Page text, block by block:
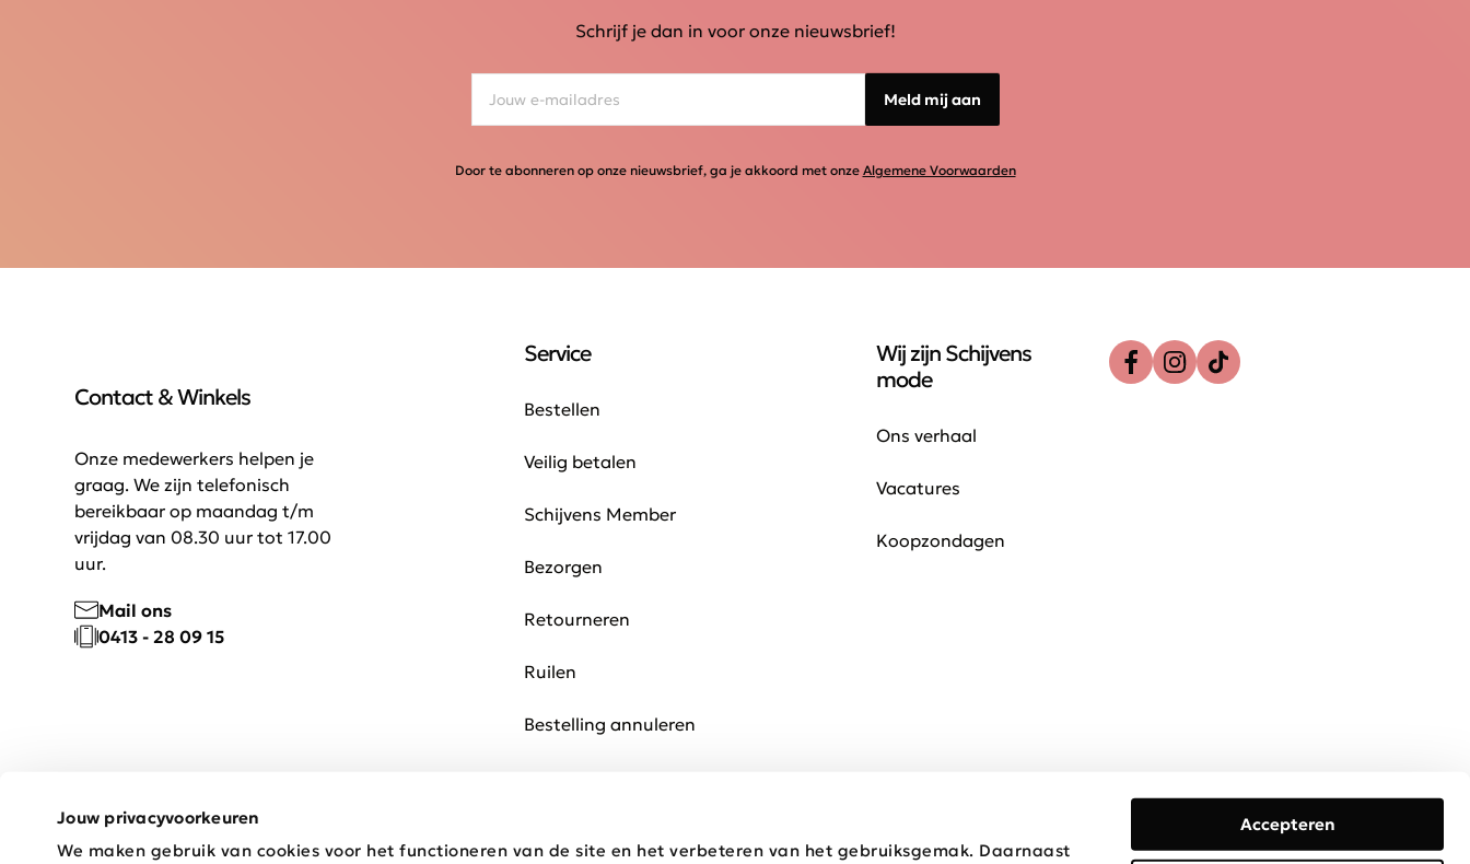
Jouw privacyvoorkeuren
We maken gebruik van cookies voor het functioneren van de site en het verbeteren van het gebruiksgemak. Daarnaast
Accepteren
Schrijf je dan in voor onze nieuwsbrief!
Meld mij aan
Door te abonneren op onze nieuwsbrief, ga je akkoord met onze Algemene Voorwaarden
Contact & Winkels
Onze medewerkers helpen je
graag. We zijn telefonisch
bereikbaar op maandag t/m
vrijdag van 08.30 uur tot 17.00
uur.
Mail ons
0413 - 28 09 15
Service
Bestellen
Veilig betalen
Schijvens Member
Bezorgen
Retourneren
Ruilen
Bestelling annuleren
Wij zijn Schijvens
mode
Ons verhaal
Vacatures
Koopzondagen